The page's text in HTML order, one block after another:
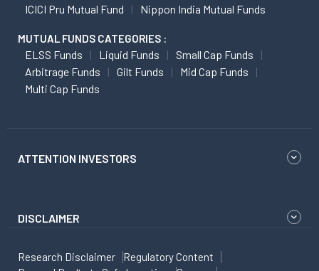
ICICI Pru Mutual Fund
Nippon India Mutual Funds
MUTUAL FUNDS CATEGORIES :
ELSS Funds Liquid Funds
Small Cap Funds
Arbitrage Funds
Gilt Funds
Mid Cap Funds
Multi Cap Funds
ATTENTION INVESTORS
DISCLAIMER
Research Disclaimer
Regulatory Content